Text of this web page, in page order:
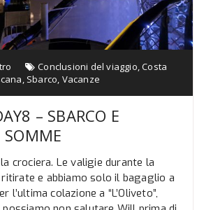
Conclusioni del viaggio,Costa
, Sbarco, Vacanze
– SBARCO E
crociera. Le valigie durante la
e abbiamo solo il bagaglio a
l’ultima colazione a “L’Oliveto”,